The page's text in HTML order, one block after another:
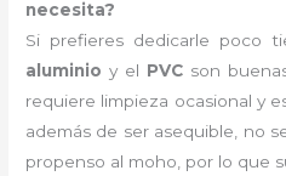
necesita?
Si prefieres dedicarle poco
aluminio y el PVC son
requiere limpieza ocasional y
además de ser asequible, no
propenso al moho, por lo que